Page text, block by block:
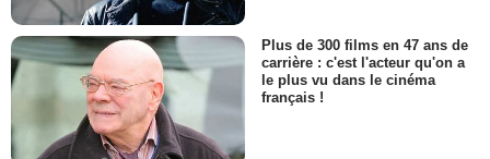
Plus de 300 films en 47 ans de
carrière : c'est l'acteur qu'on a
le plus vu dans le cinéma
français !